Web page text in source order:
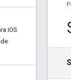
iOS